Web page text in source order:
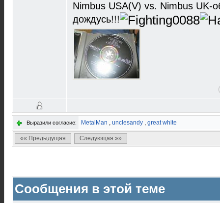
Nimbus USA(V) vs. Nimbus UK-
дождусь!!!
Выразили согласие: MetalMan , unclesandy , great white
«« Предыдущая Следующая »»
Сообщения в этой теме